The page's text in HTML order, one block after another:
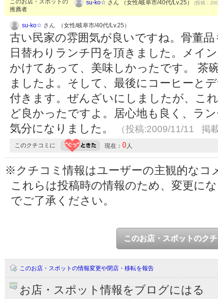
このお店・スポットの
推薦者
su-ko☆ さん （女性/岐阜市/40代/Lv.25） (投稿：
su-ko☆ さん （女性/岐阜市/40代/Lv.25）
古い民家の雰囲気が良いですね。骨董
日替わりランチ円を頂きました。メイ
かけてあって、美味しかったです。 茶
ましたよ。そして、最後にコーヒーと
付きます。ぜんざいにしましたが、こ
ど良かったですよ。居心地も良く、ラ
気分になりました。
（投稿:2009/11/11 掲
このクチコミに 現在： 0人
※クチコミ情報はユーザーの主観的なコ
これらは投稿時の情報のため、変更に
でご了承ください。
このお店・スポットのク
このお店・スポットの情報変更や閉店・移転を報告
お店・スポット情報をブログにはる